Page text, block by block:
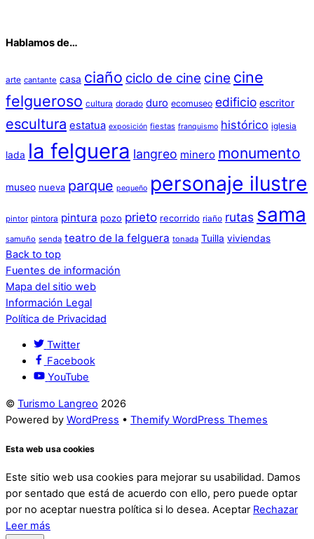
Hablamos de…
arte cantante casa ciaño ciclo de cine cine cine
felgueroso cultura dorado duro ecomuseo edificio escritor
escultura estatua exposición fiestas franquismo histórico iglesia
lada la felguera langreo minero monumento
museo nueva parque pequeño personaje ilustre
pintor pintora pintura pozo prieto recorrido riaño rutas sama
samuño senda teatro de la felguera tonada Tuilla viviendas
Back to top
Fuentes de información
Mapa del sitio web
Información Legal
Política de Privacidad
Twitter
Facebook
YouTube
© Turismo Langreo 2026
Powered by WordPress • Themify WordPress Themes
Esta web usa cookies
Este sitio web usa cookies para mejorar su usabilidad. Damos
por sentado que está de acuerdo con ello, pero puede optar
por no aceptar nuestra política si lo desea. Aceptar Rechazar
Leer más